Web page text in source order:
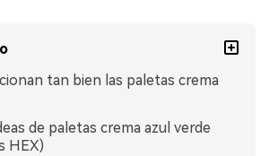
tan bien las paletas crema
de paletas crema azul verde
HEX)